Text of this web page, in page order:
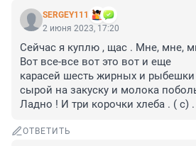
SERGEY111
2 июня 2023, 17:20
Сейчас я куплю , щас . Мне, мне,
Вот все-все вот это вот и еще
карасей шесть жирных и
сырой на закуску и молока
Ладно ! И три корочки хлеба . ( с) .
ОТВЕТИТЬ